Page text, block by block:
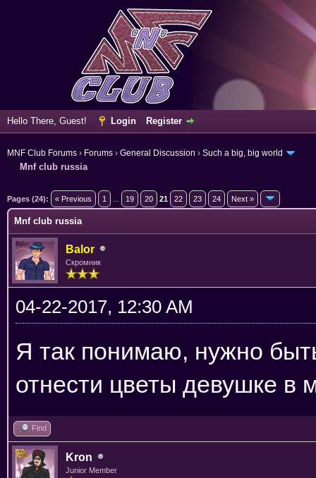
Hello There, Guest! Login Register
MNF Club Forums › Forums › General Discussion › Such a big, big world
Mnf club russia
Pages (24): « Previous 1 19 20 21 22 23 24 Next »
Mnf club russia
Balor
Скромник
04-22-2017, 12:30 AM
Я так понимаю, нужно
отнести цветы девушке в
Find
Kron
Junior Member